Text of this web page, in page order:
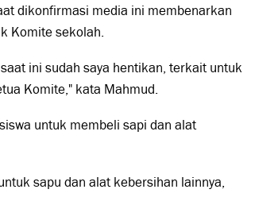
dikonfirmasi media ini membenarkan
Komite sekolah.
ini sudah saya hentikan, terkait untuk
Komite," kata Mahmud.
untuk membeli sapi dan alat
sapu dan alat kebersihan lainnya,